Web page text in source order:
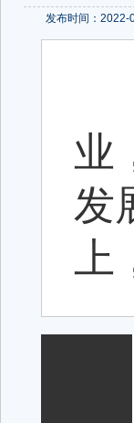
发布时间：2022-
业
发